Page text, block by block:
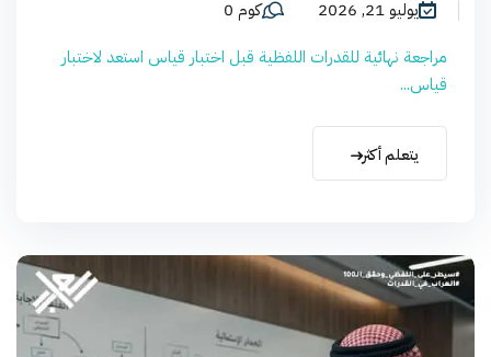
يوليو 21, 2026
كوم 0
مراجعة نهائية للقدرات اللفظية قبل اختبار قياس استعد لاختبار
قياس...
يتعلم أكثر